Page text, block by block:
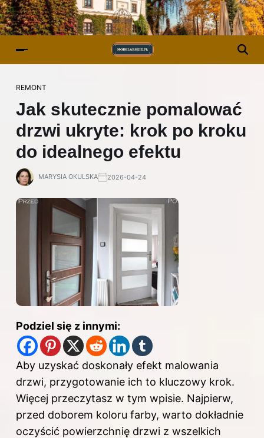
REMONT
Jak skutecznie pomalować
drzwi ukryte: krok po kroku
do idealnego efektu
MARYSIA OKULSKA 2026-04-24
Podziel się z innymi:
Aby uzyskać doskonały efekt malowania
drzwi, przygotowanie ich to kluczowy krok.
Więcej przeczytasz w tym wpisie. Najpierw,
przed doborem koloru farby, warto dokładnie
oczyścić powierzchnię drzwi z wszelkich